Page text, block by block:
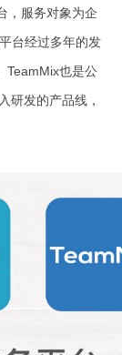
，服务对象为企
台经过多年的发
TeamMix也是公
研发的产品线，